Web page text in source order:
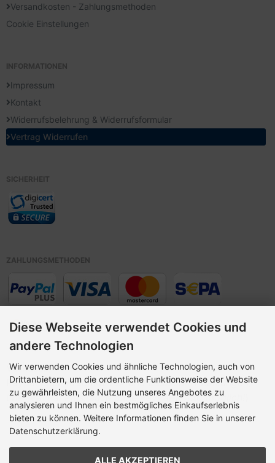
Versandkosten - Zahlungsmethoden
Cookie Einstellungen
INFORMATIONEN
Impressum
Kontakt
Widerrufsbelehrung & Widerrufsformular
Vertrag Widerrufen
SICHERHEIT
ZAHLUNGSMETHODEN
Vorkasse,
Paypal Plus ( Kreditkarte> und Lastschrift Zahlungen,
über PayPal Plus, auch ohne PayPal-Konto möglich!
Diese Webseite verwendet Cookies und
andere Technologien
Wir verwenden Cookies und ähnliche Technologien, auch von
Drittanbietern, um die ordentliche Funktionsweise der Website
zu gewährleisten, die Nutzung unseres Angebotes zu
analysieren und Ihnen ein bestmögliches Einkaufserlebnis
bieten zu können. Weitere Informationen finden Sie in unserer
Datenschutzerklärung.
ALLE AKZEPTIEREN